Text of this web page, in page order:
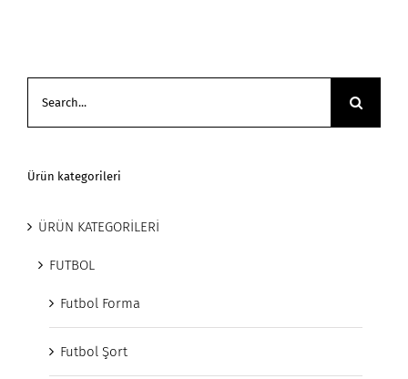
Ürün kategorileri
ÜRÜN KATEGORİLERİ
FUTBOL
Futbol Forma
Futbol Şort